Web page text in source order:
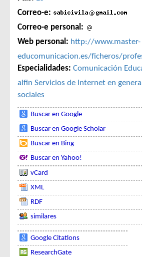
Correo-e:
Correo-e personal:
Web personal: http://www.master-
educomunicacion.es/ficheros/
Especialidades: Comunicación
alfin Servicios de Internet en general
sociales
Buscar en Google
Buscar en Google Scholar
Buscar en Bing
Buscar en Yahoo!
vCard
XML
RDF
similares
Google Citations
ResearchGate